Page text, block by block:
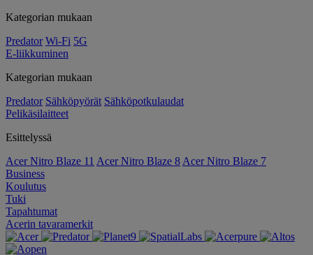
Kategorian mukaan
Predator Wi-Fi 5G
E-liikkuminen
Kategorian mukaan
Predator Sähköpyörät Sähköpotkulaudat
Pelikäsilaitteet
Esittelyssä
Acer Nitro Blaze 11 Acer Nitro Blaze 8 Acer Nitro Blaze 7
Business
Koulutus
Tuki
Tapahtumat
Acerin tavaramerkit